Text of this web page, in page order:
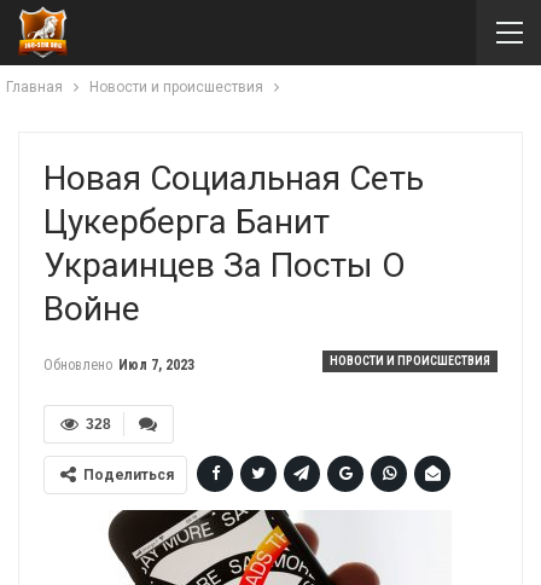
Главная Новости и происшествия
Новая Социальная Сеть
Цукерберга Банит
Украинцев За Посты О
Войне
НОВОСТИ И ПРОИСШЕСТВИЯ
Обновлено Июл 7, 2023
328
Поделиться